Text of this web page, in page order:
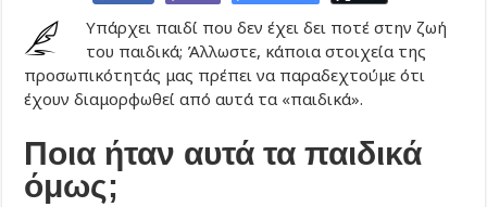
Υπάρχει παιδί που δεν έχει δει ποτέ στην ζωή
του παιδικά; Άλλωστε, κάποια στοιχεία της
προσωπικότητάς μας πρέπει να παραδεχτούμε ότι
έχουν διαμορφωθεί από αυτά τα «παιδικά».
Ποια ήταν αυτά τα παιδικά
όμως;